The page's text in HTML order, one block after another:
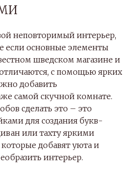
неповторимый интерьер,
если основные элементы
шведском магазине и
с помощью ярких
добавить
самой скучной комнате.
сделать это – это
для создания букв-
или тахту яркими
добавят уюта и
интерьер.